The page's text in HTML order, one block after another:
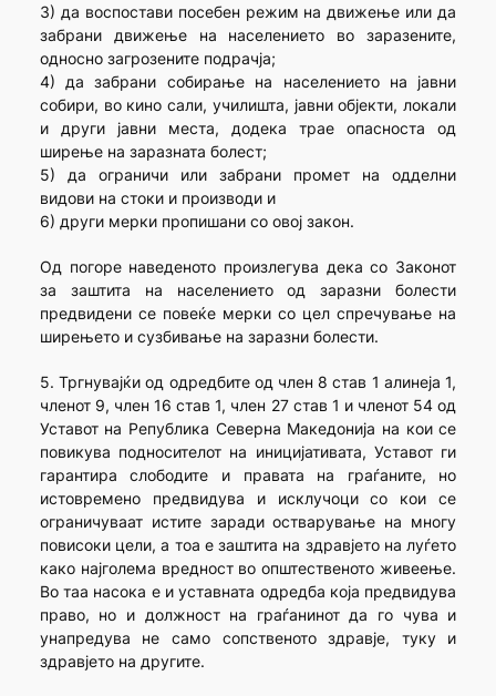
3) да воспостави посебен режим на движење или да
забрани движење на населението во заразените,
односно загрозените подрачја;
4) да забрани собирање на населението на јавни
собири, во кино сали, училишта, јавни објекти, локали
и други јавни места, додека трае опасноста од
ширење на заразната болест;
5) да ограничи или забрани промет на одделни
видови на стоки и производи и
6) други мерки пропишани со овој закон.
Од погоре наведеното произлегува дека со Законот
за заштита на населението од заразни болести
предвидени се повеќе мерки со цел спречување на
ширењето и сузбивање на заразни болести.
5. Тргнувајќи од одредбите од член 8 став 1 алинеја 1,
членот 9, член 16 став 1, член 27 став 1 и членот 54 од
Уставот на Република Северна Македонија на кои се
повикува подносителот на иницијативата, Уставот ги
гарантира слободите и правата на граѓаните, но
истовремено предвидува и исклучоци со кои се
ограничуваат истите заради остварување на многу
повисоки цели, а тоа е заштита на здравјето на луѓето
како најголема вредност во општественото живеење.
Во таа насока е и уставната одредба која предвидува
право, но и должност на граѓанинот да го чува и
унапредува не само сопственото здравје, туку и
здравјето на другите.